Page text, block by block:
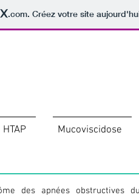
.com. Créez votre site
HTAP Mucoviscidose
des apnées obstructives